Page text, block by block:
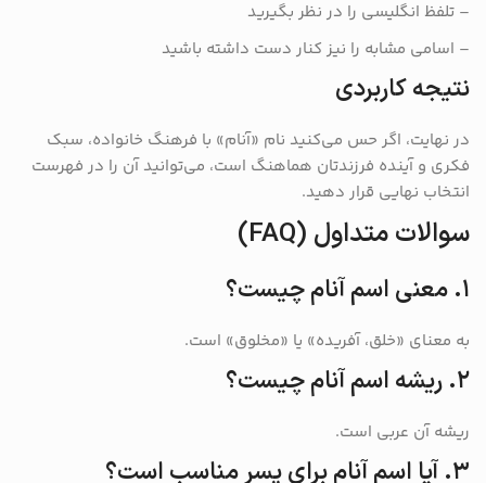
– تلفظ انگلیسی را در نظر بگیرید
– اسامی مشابه را نیز کنار دست داشته باشید
نتیجه کاربردی
در نهایت، اگر حس می‌کنید نام «آنام» با فرهنگ خانواده، سبک
فکری و آینده فرزندتان هماهنگ است، می‌توانید آن را در فهرست
انتخاب نهایی قرار دهید.
سوالات متداول (FAQ)
۱. معنی اسم آنام چیست؟
به معنای «خلق، آفریده» یا «مخلوق» است.
۲. ریشه اسم آنام چیست؟
ریشه آن عربی است.
۳. آیا اسم آنام برای پسر مناسب است؟